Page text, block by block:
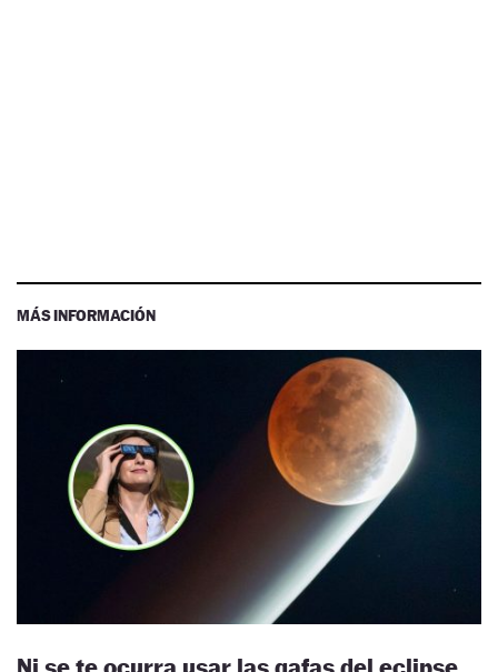
MÁS INFORMACIÓN